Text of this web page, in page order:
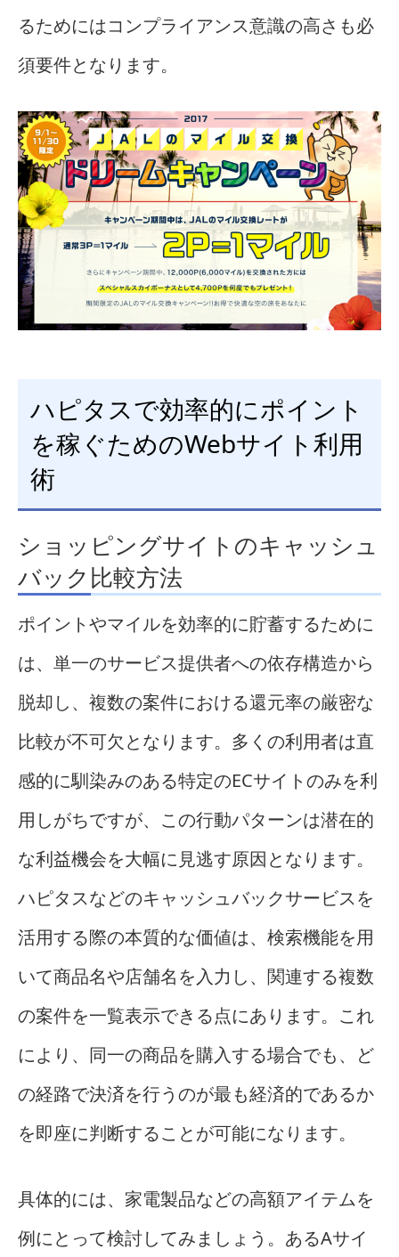
るためにはコンプライアンス意識の高さも必
須要件となります。
ハピタスで効率的にポイント
を稼ぐためのWebサイト利用
術
ショッピングサイトのキャッシュ
バック比較方法
ポイントやマイルを効率的に貯蓄するために
は、単一のサービス提供者への依存構造から
脱却し、複数の案件における還元率の厳密な
比較が不可欠となります。多くの利用者は直
感的に馴染みのある特定のECサイトのみを利
用しがちですが、この行動パターンは潜在的
な利益機会を大幅に見逃す原因となります。
ハピタスなどのキャッシュバックサービスを
活用する際の本質的な価値は、検索機能を用
いて商品名や店舗名を入力し、関連する複数
の案件を一覧表示できる点にあります。これ
により、同一の商品を購入する場合でも、ど
の経路で決済を行うのが最も経済的であるか
を即座に判断することが可能になります。
具体的には、家電製品などの高額アイテムを
例にとって検討してみましょう。あるAサイ